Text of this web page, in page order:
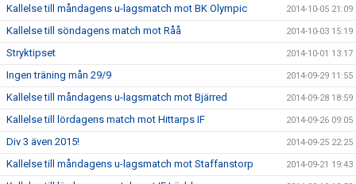
Kallelse till måndagens u-lagsmatch mot BK Olympic 2014-10-05 21:09
Kallelse till söndagens match mot Råå 2014-10-03 15:19
Stryktipset 2014-10-01 13:17
Ingen träning mån 29/9 2014-09-29 11:55
Kallelse till måndagens u-lagsmatch mot Bjärred 2014-09-28 18:59
Kallelse till lördagens match mot Hittarps IF 2014-09-26 09:05
Div 3 även 2015! 2014-09-25 22:25
Kallelse till måndagens u-lagsmatch mot Staffanstorp 2014-09-21 19:43